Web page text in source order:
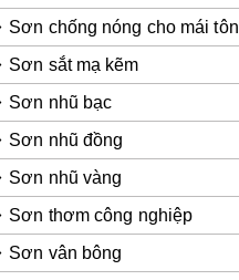
Sơn chống nóng cho mái tôn
Sơn sắt mạ kẽm
Sơn nhũ bạc
Sơn nhũ đồng
Sơn nhũ vàng
Sơn thơm công nghiệp
Sơn vân bông